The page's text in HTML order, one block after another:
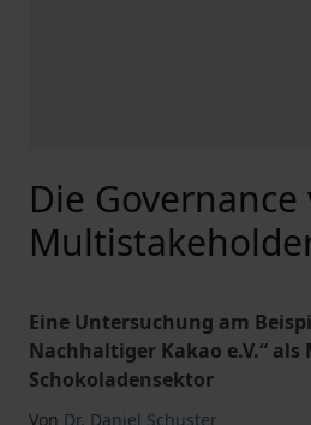
Die Governance
Eine Untersuchung am
Nachhaltiger Kakao e.V.“ als
Schokoladensektor
Von Dr. Daniel Schuster